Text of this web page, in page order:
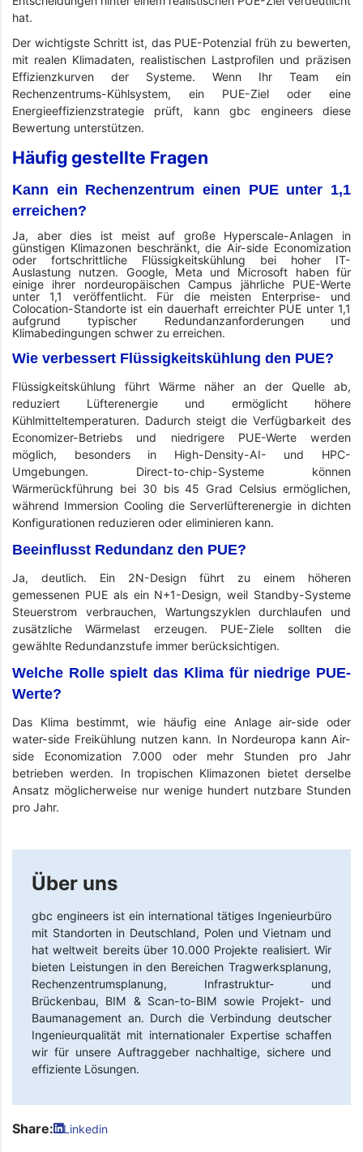
hat.
Der wichtigste Schritt ist, das PUE-Potenzial früh zu bewerten,
mit realen Klimadaten, realistischen Lastprofilen und präzisen
Effizienzkurven der Systeme. Wenn Ihr Team ein
Rechenzentrums-Kühlsystem, ein PUE-Ziel oder eine
Energieeffizienzstrategie prüft, kann gbc engineers diese
Bewertung unterstützen.
Häufig gestellte Fragen
Kann ein Rechenzentrum einen PUE unter 1,1
erreichen?
Ja, aber dies ist meist auf große Hyperscale-Anlagen in
günstigen Klimazonen beschränkt, die Air-side Economization
oder fortschrittliche Flüssigkeitskühlung bei hoher IT-
Auslastung nutzen. Google, Meta und Microsoft haben für
einige ihrer nordeuropäischen Campus jährliche PUE-Werte
unter 1,1 veröffentlicht. Für die meisten Enterprise- und
Colocation-Standorte ist ein dauerhaft erreichter PUE unter 1,1
aufgrund typischer Redundanzanforderungen und
Klimabedingungen schwer zu erreichen.
Wie verbessert Flüssigkeitskühlung den PUE?
Flüssigkeitskühlung führt Wärme näher an der Quelle ab,
reduziert Lüfterenergie und ermöglicht höhere
Kühlmitteltemperaturen. Dadurch steigt die Verfügbarkeit des
Economizer-Betriebs und niedrigere PUE-Werte werden
möglich, besonders in High-Density-AI- und HPC-
Umgebungen. Direct-to-chip-Systeme können
Wärmerückführung bei 30 bis 45 Grad Celsius ermöglichen,
während Immersion Cooling die Serverlüfterenergie in dichten
Konfigurationen reduzieren oder eliminieren kann.
Beeinflusst Redundanz den PUE?
Ja, deutlich. Ein 2N-Design führt zu einem höheren
gemessenen PUE als ein N+1-Design, weil Standby-Systeme
Steuerstrom verbrauchen, Wartungszyklen durchlaufen und
zusätzliche Wärmelast erzeugen. PUE-Ziele sollten die
gewählte Redundanzstufe immer berücksichtigen.
Welche Rolle spielt das Klima für niedrige PUE-
Werte?
Das Klima bestimmt, wie häufig eine Anlage air-side oder
water-side Freikühlung nutzen kann. In Nordeuropa kann Air-
side Economization 7.000 oder mehr Stunden pro Jahr
betrieben werden. In tropischen Klimazonen bietet derselbe
Ansatz möglicherweise nur wenige hundert nutzbare Stunden
pro Jahr.
Über uns
gbc engineers ist ein international tätiges Ingenieurbüro
mit Standorten in Deutschland, Polen und Vietnam und
hat weltweit bereits über 10.000 Projekte realisiert. Wir
bieten Leistungen in den Bereichen Tragwerksplanung,
Rechenzentrumsplanung, Infrastruktur- und
Brückenbau, BIM & Scan-to-BIM sowie Projekt- und
Baumanagement an. Durch die Verbindung deutscher
Ingenieurqualität mit internationaler Expertise schaffen
wir für unsere Auftraggeber nachhaltige, sichere und
effiziente Lösungen.
Share: Linkedin